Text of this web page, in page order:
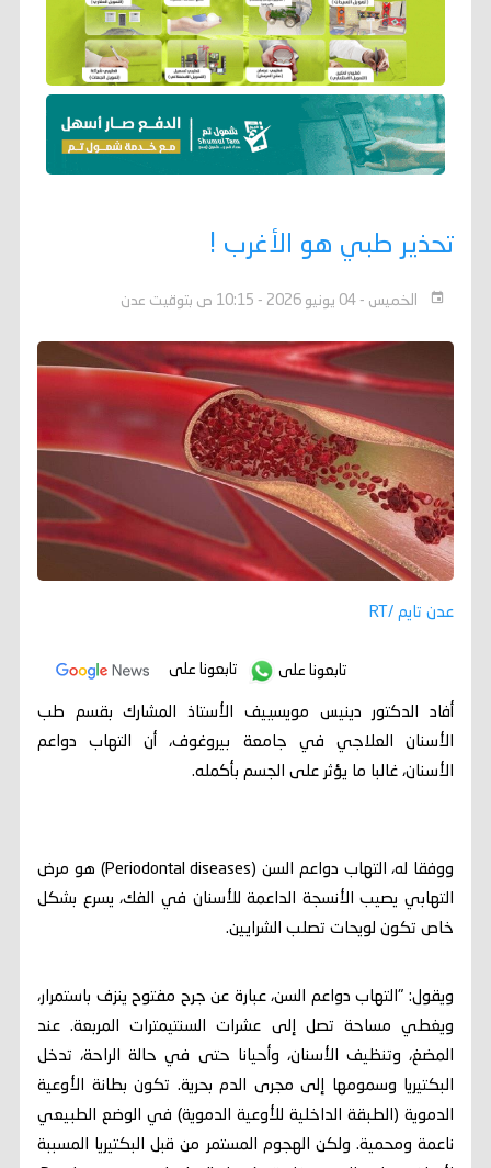
تحذير طبي هو الأغرب !
الخميس - 04 يونيو 2026 - 10:15 ص بتوقيت عدن
عدن تايم /RT
تابعونا على تابعونا على
أفاد الدكتور دينيس مويسييف الأستاذ المشارك بقسم طب
الأسنان العلاجي في جامعة بيروغوف، أن التهاب دواعم
الأسنان، غالبا ما يؤثر على الجسم بأكمله.
ووفقا له، التهاب دواعم السن (Periodontal diseases) هو مرض
التهابي يصيب الأنسجة الداعمة للأسنان في الفك، يسرع بشكل
خاص تكون لويحات تصلب الشرايين.
ويقول: "التهاب دواعم السن، عبارة عن جرح مفتوح ينزف باستمرار،
ويغطي مساحة تصل إلى عشرات السنتيمترات المربعة. عند
المضغ، وتنظيف الأسنان، وأحيانا حتى في حالة الراحة، تدخل
البكتيريا وسمومها إلى مجرى الدم بحرية. تكون بطانة الأوعية
الدموية (الطبقة الداخلية للأوعية الدموية) في الوضع الطبيعي
ناعمة ومحمية. ولكن الهجوم المستمر من قبل البكتيريا المسببة